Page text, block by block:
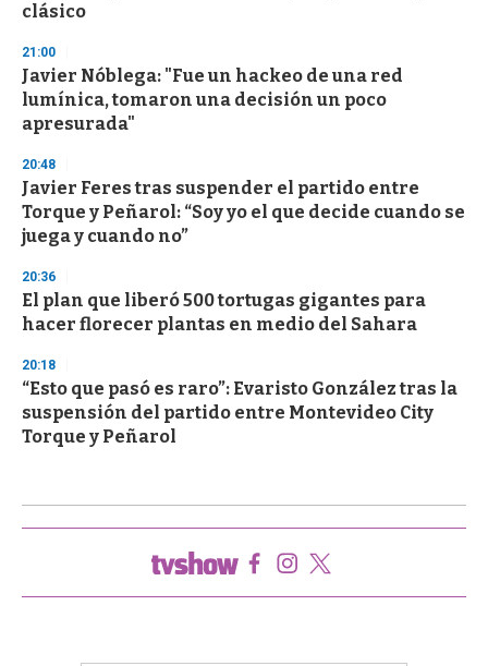
clásico
21:00
Javier Nóblega: "Fue un hackeo de una red
lumínica, tomaron una decisión un poco
apresurada"
20:48
Javier Feres tras suspender el partido entre
Torque y Peñarol: “Soy yo el que decide cuando se
juega y cuando no”
20:36
El plan que liberó 500 tortugas gigantes para
hacer florecer plantas en medio del Sahara
20:18
“Esto que pasó es raro”: Evaristo González tras la
suspensión del partido entre Montevideo City
Torque y Peñarol